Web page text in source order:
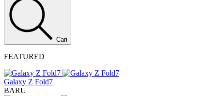
Cari
FEATURED
Galaxy Z Fold7
BARU